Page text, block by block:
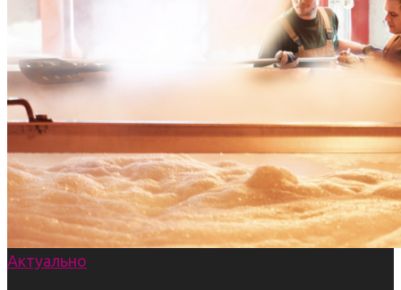
Актуально